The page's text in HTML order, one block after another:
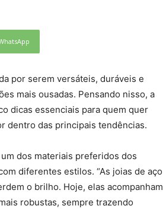
por serem versáteis, duráveis e
mais ousadas. Pensando nisso, a
dicas essenciais para quem quer
dentro das principais tendências.
dos materiais preferidos dos
diferentes estilos. “As joias de aço
o brilho. Hoje, elas acompanham
robustas, sempre trazendo